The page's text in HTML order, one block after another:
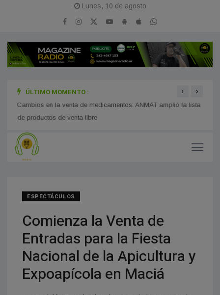
Lunes, 10 de agosto
ÚLTIMO MOMENTO :
Cambios en la venta de medicamentos: ANMAT amplió la lista
de productos de venta libre
‹ ›
ESPECTÁCULOS
Comienza la Venta de
Entradas para la Fiesta
Nacional de la Apicultura y
Expoapícola en Maciá